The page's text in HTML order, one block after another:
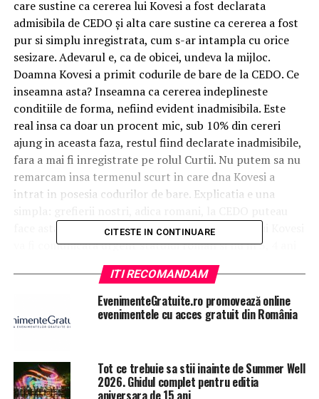
care sustine ca cererea lui Kovesi a fost declarata
admisibila de CEDO și alta care sustine ca cererea a fost
pur si simplu inregistrata, cum s-ar intampla cu orice
sesizare. Adevarul e, ca de obicei, undeva la mijloc.
Doamna Kovesi a primit codurile de bare de la CEDO. Ce
inseamna asta? Inseamna ca cererea indeplineste
conditiile de forma, nefiind evident inadmisibila. Este
real insa ca doar un procent mic, sub 10% din cereri
ajung in aceasta faza, restul fiind declarate inadmisibile,
fara a mai fi inregistrate pe rolul Curtii. Nu putem sa nu
remarcam insa termenul scurt in care dna Kovesi a
intrat in posesia codurilor de bare. Explicatia e una
face asta. Nu ne-ar surprinde nici daca cererea lui Kovesi
va fi comunicata urgent statului roman si nu in 3, 4 ani
ca in cazul muritorilor de rand. Tot de ai noștri tine. SRI
si/sau Coldea stiu ceva?
OPINIE/Misterul din jurul sesizarii CEDO a
Laurei Codruta Kovesi.
ARTICOLE PE ACEIASI TEMA: PRIMA
CITESTE IN CONTINUARE
ITI RECOMANDAM
EvenimenteGratuite.ro promovează online
evenimentele cu acces gratuit din România
Tot ce trebuie sa stii inainte de Summer Well
2026. Ghidul complet pentru editia
aniversara de 15 ani